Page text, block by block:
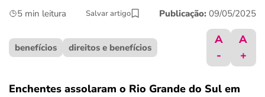
últimas notícias
ferramentas
5 min leitura Salvar artigo Publicação: 09/05/2025
benefícios direitos e benefícios
A
-
A
+
Enchentes assolaram o Rio Grande do Sul em